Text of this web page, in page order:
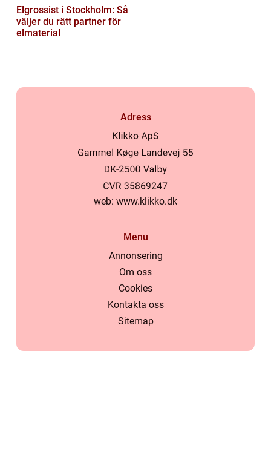
Elgrossist i Stockholm: Så
väljer du rätt partner för
elmaterial
Adress
web: www.klikko.dk
Menu
Annonsering
Om oss
Cookies
Kontakta oss
Sitemap